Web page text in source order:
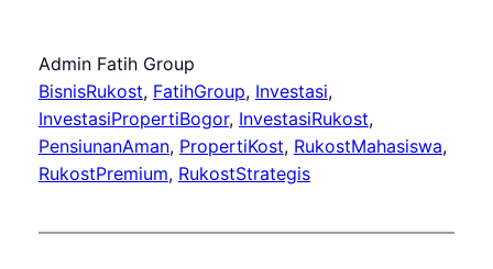
Admin Fatih Group
BisnisRukost, FatihGroup, Investasi ,
InvestasiPropertiBogor, InvestasiRukost ,
PensiunanAman, PropertiKost, RukostMahasiswa ,
RukostPremium, RukostStrategis